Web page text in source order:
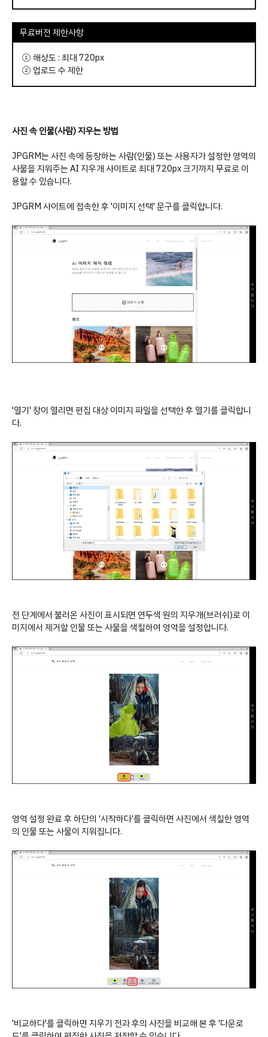
무료버전 제한사항
① 해상도 : 최대 720px
② 업로드 수 제한
사진 속 인물(사람) 지우는 방법
JPGRM는 사진 속에 등장하는 사람(인물) 또는 사용자가 설정한 영역의
사물을 지워주는 AI 지우개 사이트로 최대 720px 크기까지 무료로 이
용할 수 있습니다.
JPGRM 사이트에 접속한 후 '이미지 선택' 문구를 클릭합니다.
'열기' 창이 열리면 편집 대상 이미지 파일을 선택한 후 열기를 클릭합니
다.
전 단계에서 불러온 사진이 표시되면 연두색 원의 지우개(브러쉬)로 이
미지에서 제거할 인물 또는 사물을 색칠하여 영역을 설정합니다.
영역 설정 완료 후 하단의 '시작하다'를 클릭하면 사진에서 색칠한 영역
의 인물 또는 사물이 지워집니다.
'비교하다'를 클릭하면 지우기 전과 후의 사진을 비교해 본 후 '다운로